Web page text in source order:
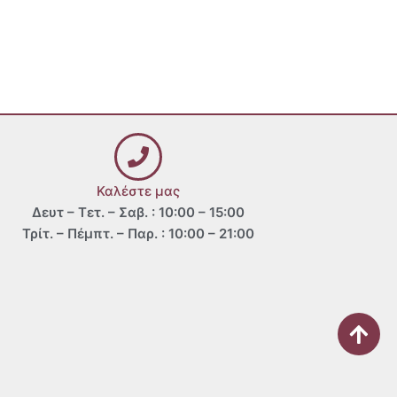
Καλέστε μας
Δευτ – Τετ. – Σαβ. : 10:00 – 15:00
Τρίτ. – Πέμπτ. – Παρ. : 10:00 – 21:00